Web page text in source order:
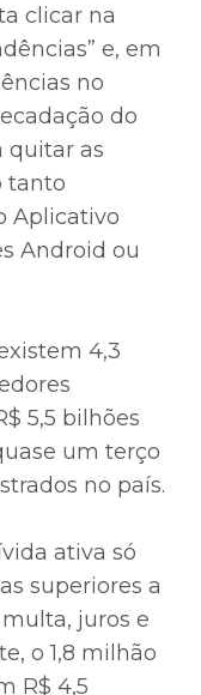
clicar na
e, em
no
do
quitar as
tanto
Aplicativo
Android ou
4,3
5,5 bilhões
um terço
no país.
ativa só
superiores a
juros e
o 1,8 milhão
R$ 4,5